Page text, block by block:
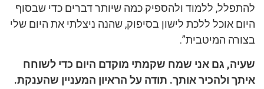
להתפלל, ללמוד ולהספיק כמה שיותר דברים כדי שבסוף
היום אוכל ללכת לישון בסיפוק, שהנה ניצלתי את היום שלי
בצורה המיטבית”.
שעיה, גם אני שמח שקמתי מוקדם היום כדי לשוחח
איתך ולהכיר אותך. תודה על הראיון המעניין שהענקת.